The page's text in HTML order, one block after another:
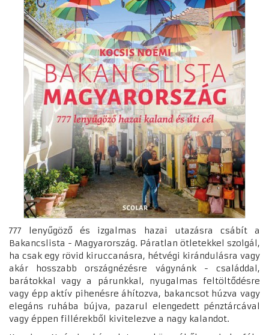
777 lenyűgöző és izgalmas hazai utazásra csábít a
Bakancslista - Magyarország. Páratlan ötletekkel szolgál,
ha csak egy rövid kiruccanásra, hétvégi kirándulásra vagy
akár hosszabb országnézésre vágynánk - családdal,
barátokkal vagy a párunkkal, nyugalmas feltöltődésre
vagy épp aktív pihenésre áhítozva, bakancsot húzva vagy
elegáns ruhába bújva, pazarul elengedett pénztárcával
vagy éppen fillérekből kivitelezve a nagy kalandot.